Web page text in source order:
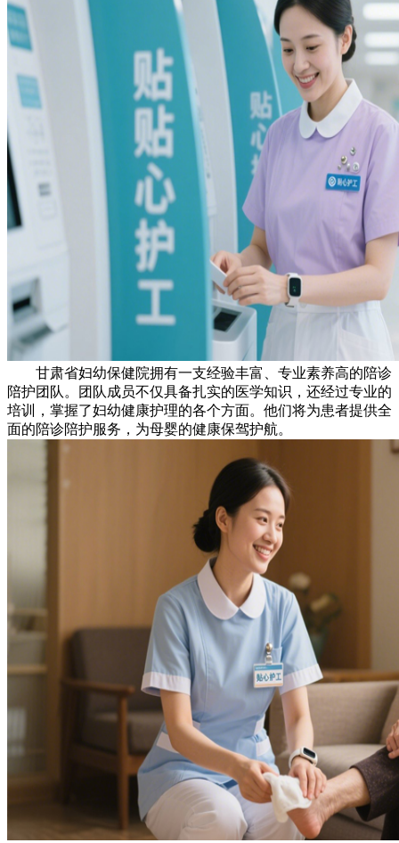
甘肃省妇幼保健院拥有一支经验丰富、专业素养高的陪诊
陪护团队。团队成员不仅具备扎实的医学知识，还经过专业的
培训，掌握了妇幼健康护理的各个方面。他们将为患者提供全
面的陪诊陪护服务，为母婴的健康保驾护航。